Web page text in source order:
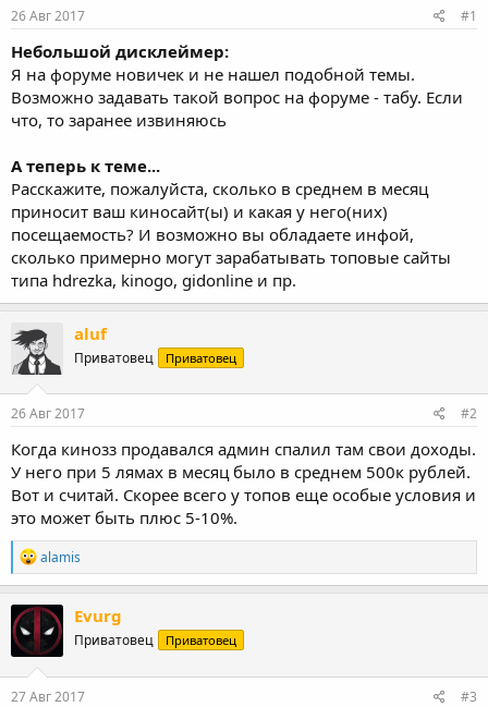
ы
26 Авг 2017 #1
Небольшой дисклеймер:
Я на форуме новичек и не нашел подобной темы.
Возможно задавать такой вопрос на форуме - табу. Если
что, то заранее извиняюсь
А теперь к теме...
Расскажите, пожалуйста, сколько в среднем в месяц
приносит ваш киносайт(ы) и какая у него(них)
посещаемость? И возможно вы обладаете инфой,
сколько примерно могут зарабатывать топовые сайты
типа hdrezka, kinogo, gidonline и пр.
aluf
Приватовец Приватовец
26 Авг 2017 #2
Когда кинозз продавался админ спалил там свои доходы.
У него при 5 лямах в месяц было в среднем 500к рублей.
Вот и считай. Скорее всего у топов еще особые условия и
это может быть плюс 5-10%.
Р
е
а
к
ц
и
и
:
alamis
Evurg
Приватовец Приватовец
27 Авг 2017 #3